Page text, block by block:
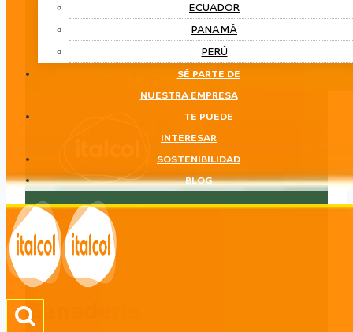
ECUADOR
PANAMÁ
PERÚ
SÉ PARTE DE
NUESTRA EMPRESA
TE PUEDE
INTERESAR
SOSTENIBILIDAD
BLOG
Ganadería
LÍNEA
Ganadería